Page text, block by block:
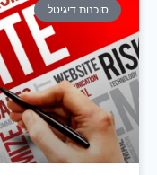
סוכנות דיגיטל